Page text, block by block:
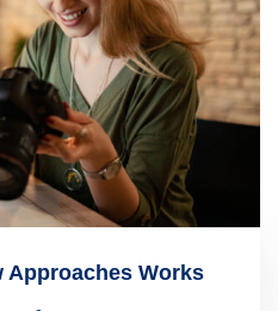
Approaches Works